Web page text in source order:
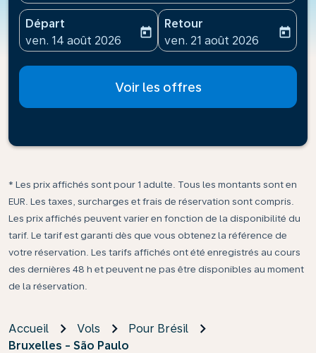
Départ
fc-booking-departure-date-aria-label
ven. 14 août 2026
today
Retour
fc-booking-return-date-
ven. 21 août 2026
today
Voir les offres
* Les prix affichés sont pour 1 adulte. Tous les montants sont en
EUR. Les taxes, surcharges et frais de réservation sont compris.
Les prix affichés peuvent varier en fonction de la disponibilité du
tarif. Le tarif est garanti dès que vous obtenez la référence de
votre réservation. Les tarifs affichés ont été enregistrés au cours
des dernières 48 h et peuvent ne pas être disponibles au moment
de la réservation.
Accueil Vols
Pour Brésil
Bruxelles - São Paulo